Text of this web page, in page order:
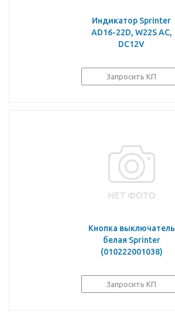
Индикатор Sprinter
AD16-22D, W22S AC,
DC12V
Запросить КП
Кнопка выключатель
белая Sprinter
(010222001038)
Запросить КП